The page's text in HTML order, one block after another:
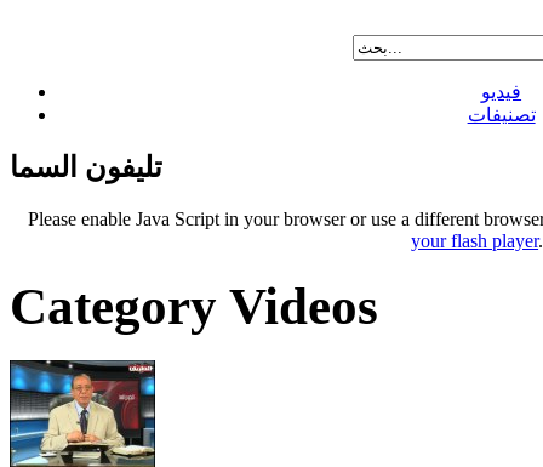
فيديو
تصنيفات
تليفون السما
Please enable Java Script in your browser or use a different
your flash player.
Category Videos